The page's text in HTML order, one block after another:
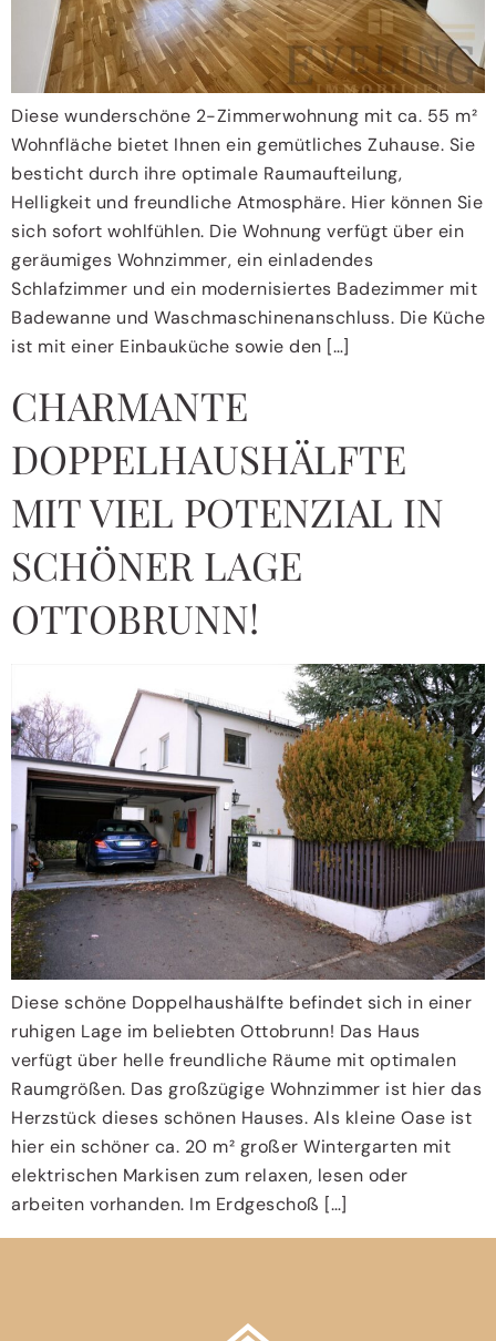
Diese wunderschöne 2-Zimmerwohnung mit ca. 55 m²
Wohnfläche bietet Ihnen ein gemütliches Zuhause. Sie
besticht durch ihre optimale Raumaufteilung,
Helligkeit und freundliche Atmosphäre. Hier können Sie
sich sofort wohlfühlen. Die Wohnung verfügt über ein
geräumiges Wohnzimmer, ein einladendes
Schlafzimmer und ein modernisiertes Badezimmer mit
Badewanne und Waschmaschinenanschluss. Die Küche
ist mit einer Einbauküche sowie den […]
CHARMANTE
DOPPELHAUSHÄLFTE
MIT VIEL POTENZIAL IN
SCHÖNER LAGE
OTTOBRUNN!
Diese schöne Doppelhaushälfte befindet sich in einer
ruhigen Lage im beliebten Ottobrunn! Das Haus
verfügt über helle freundliche Räume mit optimalen
Raumgrößen. Das großzügige Wohnzimmer ist hier das
Herzstück dieses schönen Hauses. Als kleine Oase ist
hier ein schöner ca. 20 m² großer Wintergarten mit
elektrischen Markisen zum relaxen, lesen oder
arbeiten vorhanden. Im Erdgeschoß […]